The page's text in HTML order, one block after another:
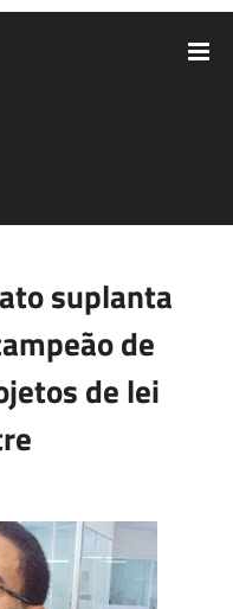
suplanta
de
de lei